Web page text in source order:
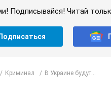
Подписывайся! Читай
Подписаться
Криминал В Украине будут...